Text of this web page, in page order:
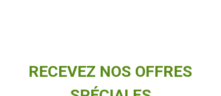
RECEVEZ NOS OFFRES